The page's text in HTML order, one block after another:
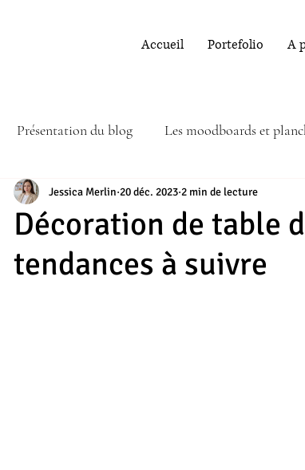
Accueil Portefolio A
Présentation du blog Les moodboards et
Décoration de table
tendances à suivre
Jessica Merlin 20 déc. 2023 2 min de lecture